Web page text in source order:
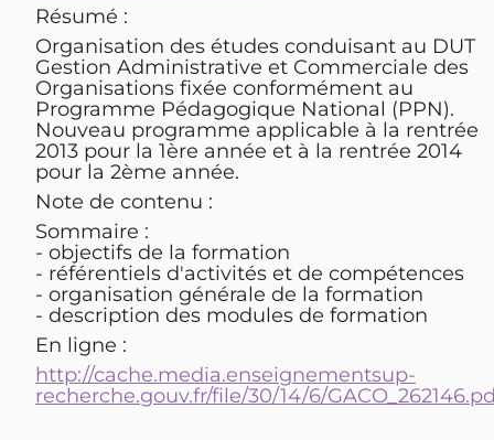
Résumé :
Organisation des études conduisant au DUT
Gestion Administrative et Commerciale des
Organisations fixée conformément au
Programme Pédagogique National (PPN).
Nouveau programme applicable à la rentrée
2013 pour la 1ère année et à la rentrée 2014
pour la 2ème année.
Note de contenu :
Sommaire :
- objectifs de la formation
- référentiels d'activités et de compétences
- organisation générale de la formation
- description des modules de formation
En ligne :
http://cache.media.enseignementsup-
recherche.gouv.fr/file/30/14/6/